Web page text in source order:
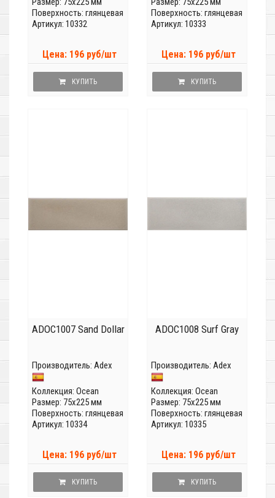
Поверхность: глянцевая
Артикул: 10332
Цена: 196 руб/шт
КУПИТЬ
Поверхность: глянцевая
Артикул: 10333
Цена: 196 руб/шт
КУПИТЬ
ADOC1007 Sand Dollar
Производитель: Adex
Коллекция: Ocean
Размер: 75x225 мм
Поверхность: глянцевая
Артикул: 10334
Цена: 196 руб/шт
КУПИТЬ
ADOC1008 Surf Gray
Производитель: Adex
Коллекция: Ocean
Размер: 75x225 мм
Поверхность: глянцевая
Артикул: 10335
Цена: 196 руб/шт
КУПИТЬ